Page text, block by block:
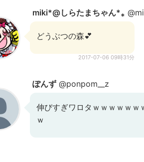
miki*@しらたまちゃん*⁎
どうぶつの森💕
2017-07-06 09時31分
ぽんず @ponpom__z
伸びすぎワロタｗｗｗｗｗｗ
ｗ